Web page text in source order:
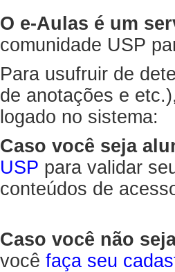
O e-Aulas é um
comunidade USP
Para usufruir de
de anotações e
logado no sistema:
Caso você seja
USP para validar
conteúdos de
Caso você não
você faça seu